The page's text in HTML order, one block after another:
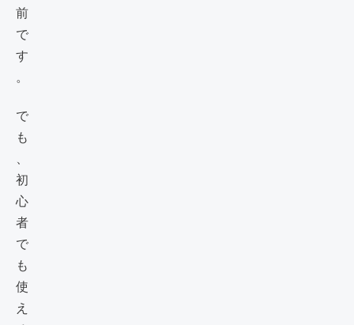
前
で
す
。
で
も
、
初
心
者
で
も
使
え